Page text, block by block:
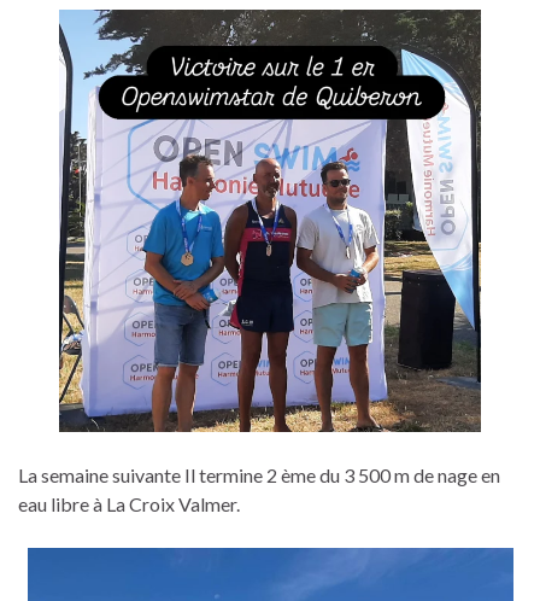
La semaine suivante Il termine 2 ème du 3 500 m de nage en
eau libre à La Croix Valmer.